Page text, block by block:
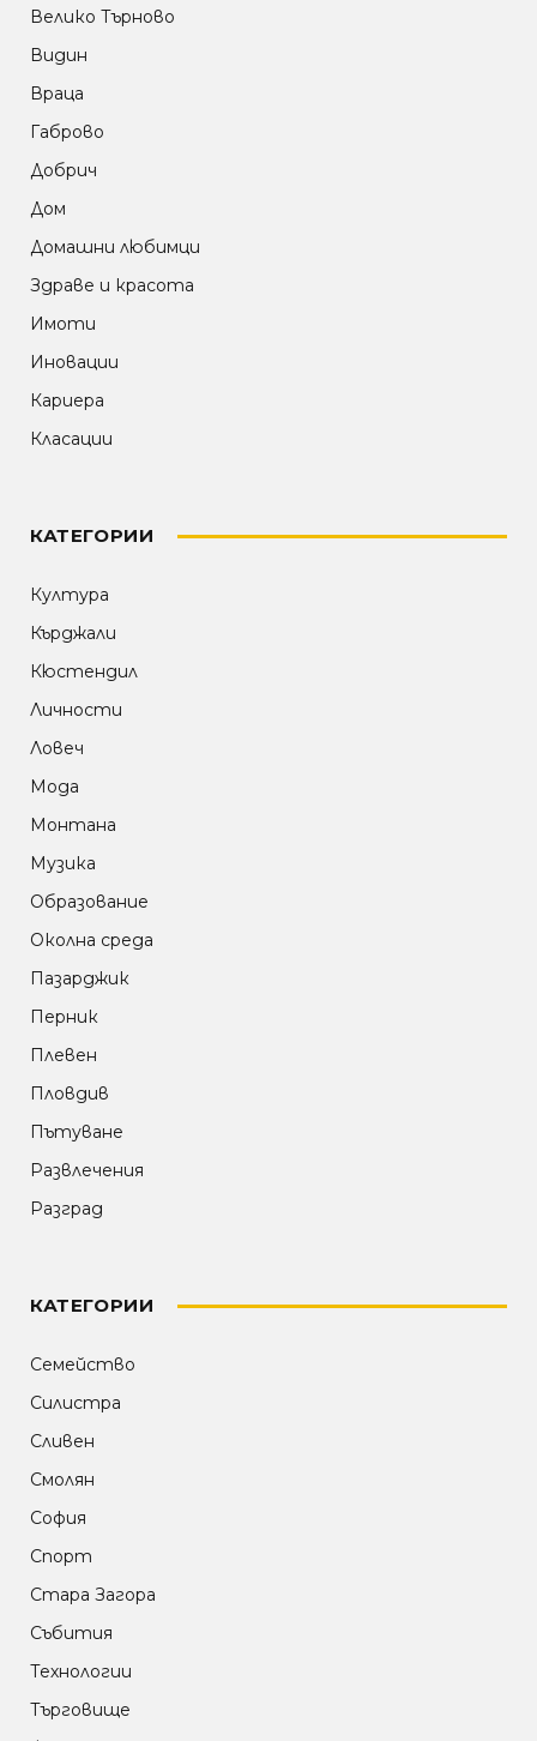
Велико Търново
Видин
Враца
Габрово
Добрич
Дом
Домашни любимци
Здраве и красота
Имоти
Иновации
Кариера
Класации
КАТЕГОРИИ
Култура
Кърджали
Кюстендил
Личности
Ловеч
Мода
Монтана
Музика
Образование
Околна среда
Пазарджик
Перник
Плевен
Пловдив
Пътуване
Развлечения
Разград
КАТЕГОРИИ
Семейство
Силистра
Сливен
Смолян
София
Спорт
Стара Загора
Събития
Технологии
Търговище